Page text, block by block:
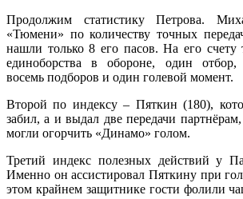
Продолжим статистику Петрова.
«Тюмени» по количеству точных
нашли только 8 его пасов. На его счету
единоборства в обороне, один отбор,
восемь подборов и один голевой момент.
Второй по индексу – Пяткин (180),
забил, а и выдал две передачи
могли огорчить «Динамо» голом.
Третий индекс полезных действий у
Именно он ассистировал Пяткину при
этом крайнем защитнике гости фолили